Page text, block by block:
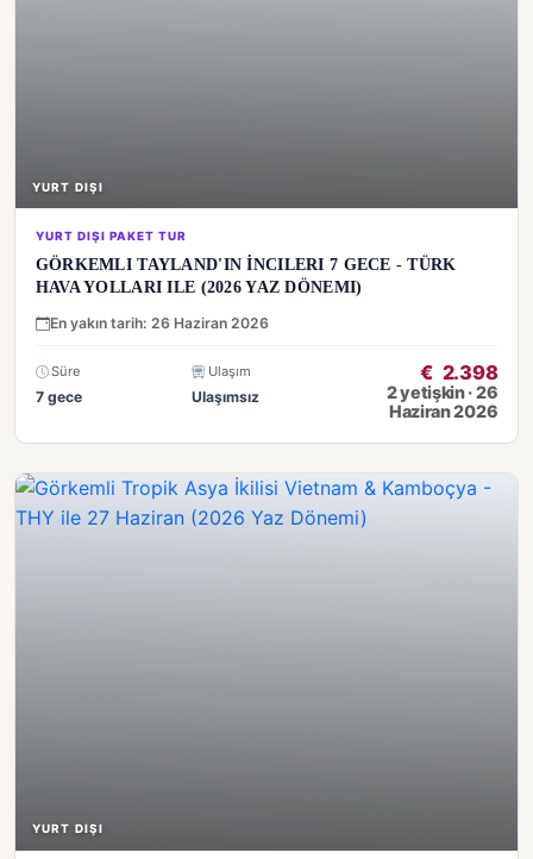
YURT DIŞI
YURT DIŞI PAKET TUR
GÖRKEMLI TAYLAND'IN İNCILERI 7 GECE - TÜRK
HAVA YOLLARI ILE (2026 YAZ DÖNEMI)
En yakın tarih: 26 Haziran 2026
Süre
7 gece
Ulaşım
Ulaşımsız
€ 2.398
2 yetişkin · 26
Haziran 2026
YURT DIŞI